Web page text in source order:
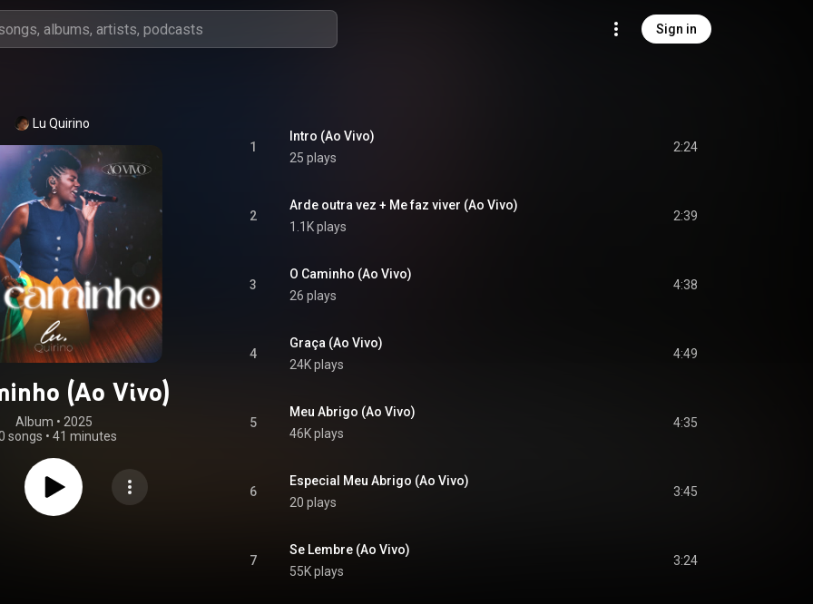
Sign in
Lu Quirino
(Ao Vivo)
Album • 2025
songs • 41 minutes
1
Intro (Ao Vivo)
25 plays
2:24
2
Arde outra vez + Me faz viver (Ao Vivo)
1.1K plays
2:39
3
O Caminho (Ao Vivo)
26 plays
4:38
4
Graça (Ao Vivo)
24K plays
4:49
5
Meu Abrigo (Ao Vivo)
46K plays
4:35
6
Especial Meu Abrigo (Ao Vivo)
20 plays
3:45
7
Se Lembre (Ao Vivo)
55K plays
3:24